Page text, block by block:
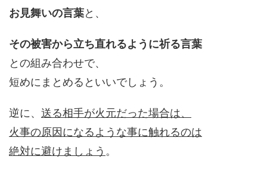
お見舞いの言葉と、
その被害から立ち直れるように祈る言葉
との組み合わせで、
短めにまとめるといいでしょう。
逆に、 送る相手が火元だった場合は、
火事の原因になるような事に触れるのは
絶対に避けましょう 。